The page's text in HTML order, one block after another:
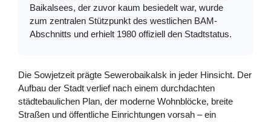
Baikalsees, der zuvor kaum besiedelt war, wurde
zum zentralen Stützpunkt des westlichen BAM-
Abschnitts und erhielt 1980 offiziell den Stadtstatus.
Die Sowjetzeit prägte Sewerobaikalsk in jeder Hinsicht. Der
Aufbau der Stadt verlief nach einem durchdachten
städtebaulichen Plan, der moderne Wohnblöcke, breite
Straßen und öffentliche Einrichtungen vorsah – ein